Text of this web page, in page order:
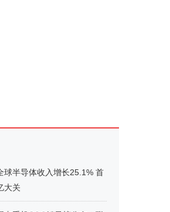
球半导体收入增长25.1% 首
大关